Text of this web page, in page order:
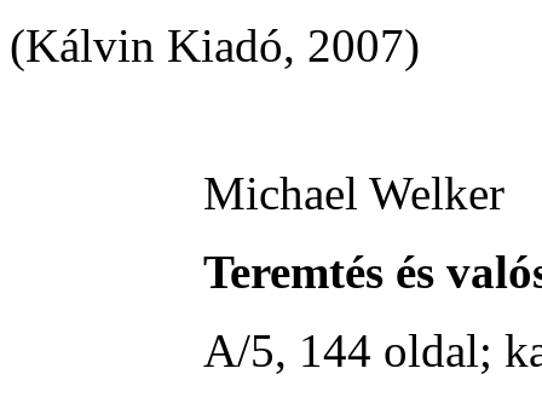
(Kálvin Kiadó, 2007)
Michael Welker
Teremtés és
A/5, 144 oldal;